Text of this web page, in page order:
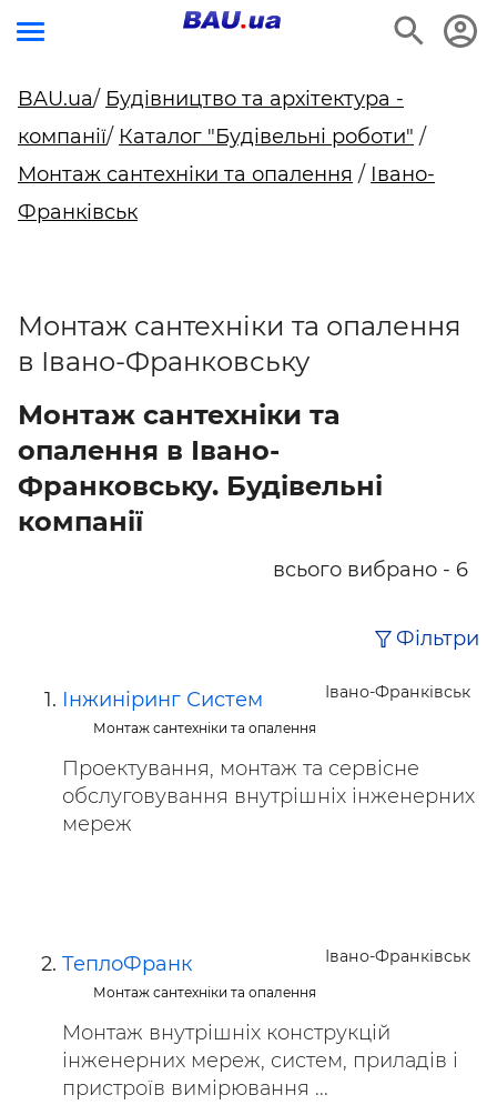
BAU.ua/ Будівництво та архітектура -
компанії/ Каталог "Будівельні роботи" /
Монтаж сантехніки та опалення / Івано-
Франківськ
Монтаж сантехніки та опалення
в Івано-Франковську
Монтаж сантехніки та
опалення в Івано-
Франковську. Будівельні
компанії
всього вибрано - 6
Фільтри
Івано-Франківськ
Інжиніринг Систем
Монтаж сантехніки та опалення
Проектування, монтаж та сервісне
обслуговування внутрішніх інженерних
мереж
Івано-Франківськ
ТеплоФранк
Монтаж сантехніки та опалення
Монтаж внутрішніх конструкцій
інженерних мереж, систем, приладів і
пристроїв вимірювання ...